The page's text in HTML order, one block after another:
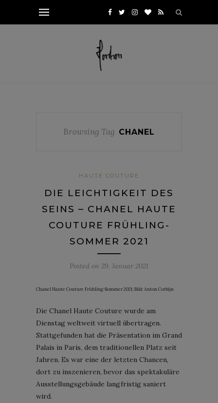
Browsing Tag CHANEL
HAUTE COUTURE
DIE LEICHTIGKEIT DES
SEINS – CHANEL HAUTE
COUTURE FRÜHLING-
SOMMER 2021
Posted on 29. Januar 2021
Chanel Haute Couture Frühling-Sommer 2021; Bild: Anton Corbijn
Die Chanel Haute Couture wurde am
Dienstag weltweit virtuell übertragen.
Stattgefunden hat die Präsentation im Grand
Palais in Paris, dem traditionellen Platz seit
Jahren. Es war eine der letzten Chancen,
dort zu inszenieren, bevor das spektakuläre
Ausstellungsgebäude langfristig saniert
wird.